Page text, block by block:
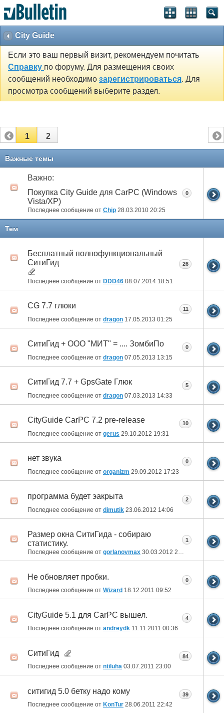
City Guide
Если это ваш первый визит, рекомендуем почитать
Справку по форуму. Для размещения своих
сообщений необходимо зарегистрироваться. Для
просмотра сообщений выберите раздел.
1 2
Важные темы
Важно:
Покупка City Guide для CarPC (Windows
Vista/XP)
Последнее сообщение от Chip 28.03.2010 20:25
0
Тем
Бесплатный полнофункциональный
СитиГид
Последнее сообщение от DDD46 08.07.2014 18:51
26
CG 7.7 глюки
Последнее сообщение от dragon 17.05.2013 01:25
11
СитиГид + ООО "МИТ" = .... ЗомбиПо
Последнее сообщение от dragon 07.05.2013 13:15
0
СитиГид 7.7 + GpsGate Глюк
Последнее сообщение от dragon 07.03.2013 14:33
5
CityGuide CarPC 7.2 pre-release
Последнее сообщение от gerus 29.10.2012 19:31
10
нет звука
Последнее сообщение от organizm 29.09.2012 17:23
0
программа будет эакрыта
Последнее сообщение от dimutik 23.06.2012 14:06
2
Размер окна СитиГида - собираю
статистику.
Последнее сообщение от gorlanovmax 30.03.2012 23:10
1
Не обновляет пробки.
Последнее сообщение от Wizard 18.12.2011 09:52
0
CityGuide 5.1 для CarPC вышел.
Последнее сообщение от andreydk 11.11.2011 00:36
4
СитиГид
Последнее сообщение от ntiluha 03.07.2011 23:00
84
ситигид 5.0 бетку надо кому
Последнее сообщение от KonTur 28.06.2011 22:42
39